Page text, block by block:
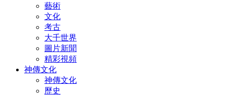
藝術
文化
考古
大千世界
圖片新聞
精彩視頻
神傳文化
神傳文化
歷史